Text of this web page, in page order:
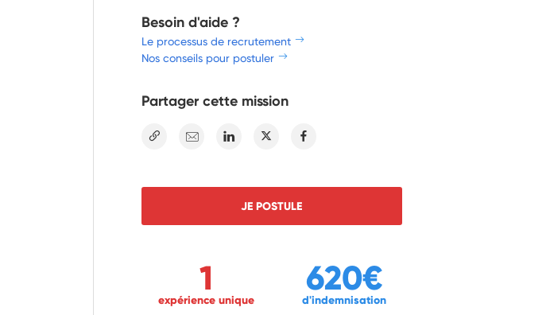
Besoin d'aide ?
Le processus de recrutement
Nos conseils pour postuler
Partager cette mission
E-mail Linkedin Twitter
JE POSTULE
1
expérience unique
620€
d'indemnisation